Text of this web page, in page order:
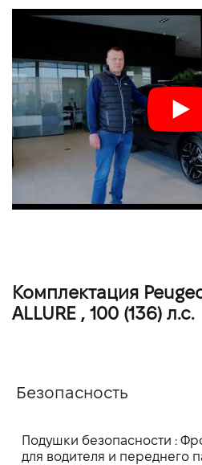
Комплектация
ALLURE , 100 (136) л.с.
Безопасность
Подушки безопасности :
для водителя и переднего